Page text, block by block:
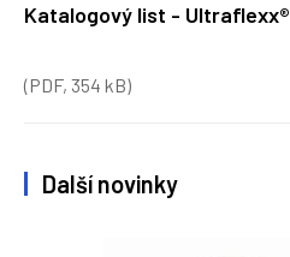
Katalogový list - Ultraflexx®
(PDF, 354 kB)
Další novinky